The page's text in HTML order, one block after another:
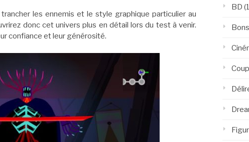
les ennemis et le style graphique particulier au
donc cet univers plus en détail lors du test à venir.
confiance et leur générosité.
BD